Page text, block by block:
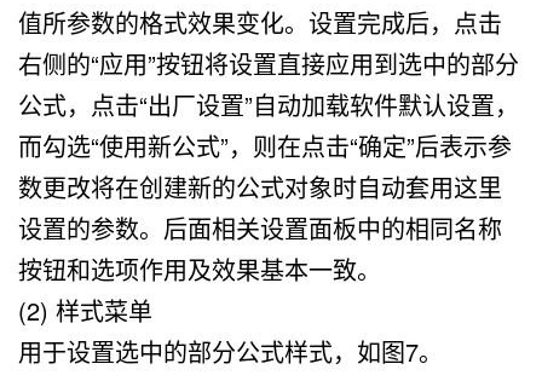
值所参数的格式效果变化。设置完成后，点击
右侧的“应用”按钮将设置直接应用到选中的部分
公式，点击“出厂设置”自动加载软件默认设置，
而勾选“使用新公式”，则在点击“确定”后表示参
数更改将在创建新的公式对象时自动套用这里
设置的参数。后面相关设置面板中的相同名称
按钮和选项作用及效果基本一致。
(2) 样式菜单
用于设置选中的部分公式样式，如图7。